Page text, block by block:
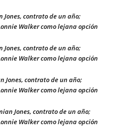
Jones, contrato de un año;
Walker como lejana opción
Jones, contrato de un año;
Walker como lejana opción
Jones, contrato de un año;
Walker como lejana opción
Jones, contrato de un año;
Walker como lejana opción